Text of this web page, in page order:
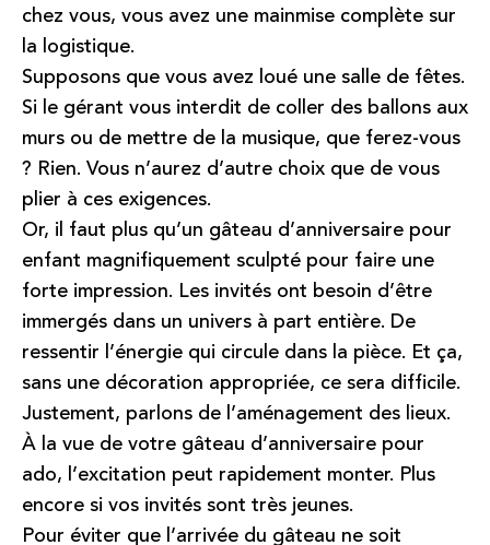
chez vous, vous avez une mainmise complète sur
la logistique.
Supposons que vous avez loué une salle de fêtes.
Si le gérant vous interdit de coller des ballons aux
murs ou de mettre de la musique, que ferez-vous
? Rien. Vous n’aurez d’autre choix que de vous
plier à ces exigences.
Or, il faut plus qu’un gâteau d’anniversaire pour
enfant magnifiquement sculpté pour faire une
forte impression. Les invités ont besoin d’être
immergés dans un univers à part entière. De
ressentir l’énergie qui circule dans la pièce. Et ça,
sans une décoration appropriée, ce sera difficile.
Justement, parlons de l’aménagement des lieux.
À la vue de votre gâteau d’anniversaire pour
ado, l’excitation peut rapidement monter. Plus
encore si vos invités sont très jeunes.
Pour éviter que l’arrivée du gâteau ne soit